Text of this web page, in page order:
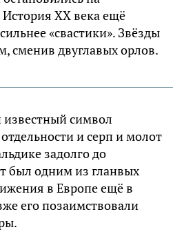
XX века ещё
«свастики». Звёзды
сменив двуглавых орлов.
символ
и серп и молот
задолго до
был одним из гланвых
в Европе ещё в
его позаимствовали